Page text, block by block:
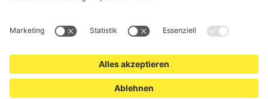
freibleibend. Solange der Vorrat reicht.
© 2026 schutzzaun24.at